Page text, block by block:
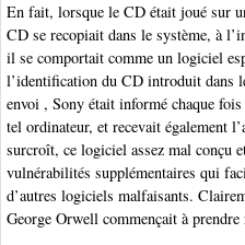
En fait, lorsque le CD était joué sur
CD se recopiait dans le système, à
il se comportait comme un logiciel
l’identification du CD introduit dans
envoi , Sony était informé chaque
tel ordinateur, et recevait également
surcroît, ce logiciel assez mal conçu
vulnérabilités supplémentaires qui
d’autres logiciels malfaisants.
George Orwell commençait à prendre